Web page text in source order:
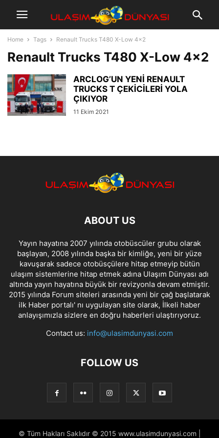
Home Tags Renault Trucks T480 X-Low 4×2
Renault Trucks T480 X-Low 4×2
ARCLOG’UN YENİ RENAULT
TRUCKS T ÇEKİCİLERİ YOLA
ÇIKIYOR
11 Ekim 2021
ABOUT US
Yayın hayatına 2007 yılında otobüscüler grubu olarak
başlayan, 2008 yılında başka bir kimliğe, yeni bir yüze
kavuşarak sadece otobüsçülere hitap etmeyip bütün
ulaşım sistemlerine hitap etmek adına Ulaşım Dünyası adı
altında yayın hayatına büyük bir revizyonla devam etmiştir.
2015 yılında Forum siteleri arasında yeni bir çağ başlatarak
ilk Haber portalı' nı uygulayan site olarak, İlkeli haber
anlayışımızla sizlere en doğru haberleri ulaştırıyoruz.
Contact us: info@ulasimdunyasi.com
FOLLOW US
© Tüm Hakları Saklıdır © 2015 www.ulasimdunyasi.com |